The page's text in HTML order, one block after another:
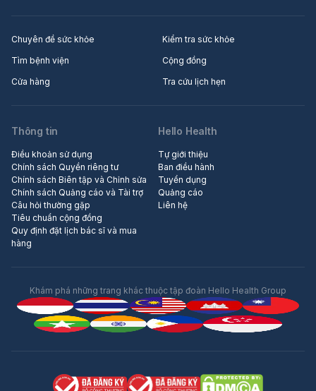
Chuyên đề sức khỏe
Kiểm tra sức khỏe
Tìm bệnh viện
Cộng đồng
Cửa hàng
Tra cứu lịch hẹn
Thông tin
Điều khoản sử dụng
Chính sách Quyền riêng tư
Chính sách Biên tập và Chỉnh sửa
Chính sách Quảng cáo và Tài trợ
Câu hỏi thường gặp
Tiêu chuẩn cộng đồng
Quy định đặt lịch bác sĩ và mua
hàng
Hello Health
Tự giới thiệu
Ban điều hành
Tuyển dụng
Quảng cáo
Liên hệ
Khám phá những trang khác thuộc tập đoàn Hello Health Group